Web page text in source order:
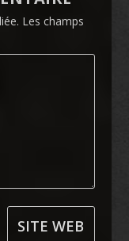
Les champs